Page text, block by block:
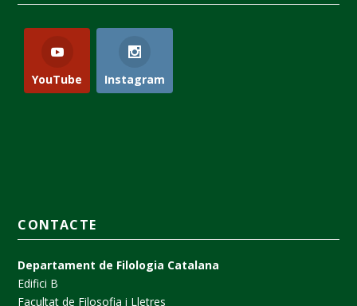
YouTube Instagram
CONTACTE
Departament de Filologia Catalana
Edifici B
Facultat de Filosofia i Lletres